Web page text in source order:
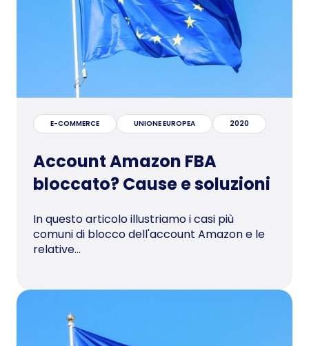
E-COMMERCE UNIONE EUROPEA 2020
Account Amazon FBA
bloccato? Cause e soluzioni
In questo articolo illustriamo i casi più
comuni di blocco dell'account Amazon e le
relative...